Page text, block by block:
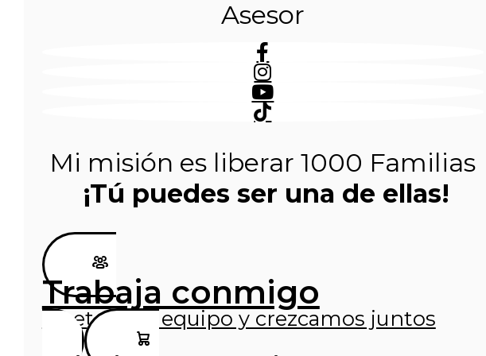
Asesor
Mi misión es liberar 1000 Familias
¡Tú puedes ser una de ellas!
Trabaja conmigo
Únete a mi equipo y crezcamos juntos